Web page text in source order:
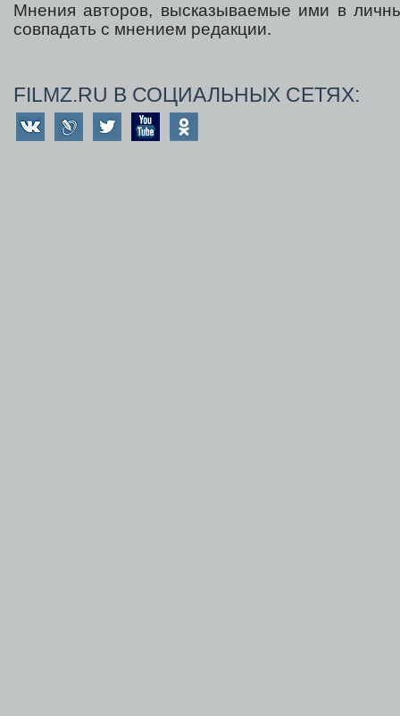
Мнения авторов, высказываемые ими в
совпадать с мнением редакции.
FILMZ.RU В СОЦИАЛЬНЫХ СЕТЯХ: